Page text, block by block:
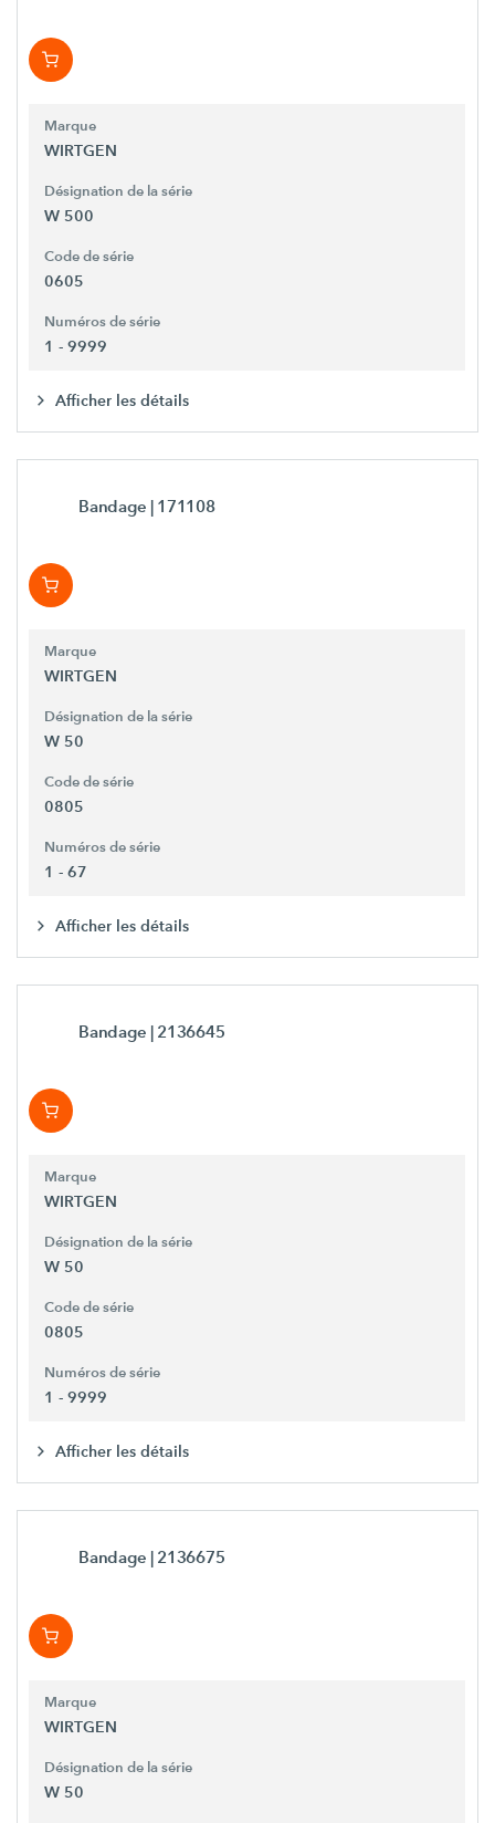
Marque
WIRTGEN
Désignation de la série
W 500
Code de série
0605
Numéros de série
1 - 9999
Afficher les détails
Bandage | 171108
Marque
WIRTGEN
Désignation de la série
W 50
Code de série
0805
Numéros de série
1 - 67
Afficher les détails
Bandage | 2136645
Marque
WIRTGEN
Désignation de la série
W 50
Code de série
0805
Numéros de série
1 - 9999
Afficher les détails
Bandage | 2136675
Marque
WIRTGEN
Désignation de la série
W 50